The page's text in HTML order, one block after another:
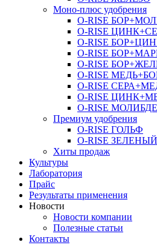
Моно-плюс удобрения
O-RISE
O-RISE
O-RISE
O-RISE
O-RISE
O-RISE
O-RISE
O-RISE
O-RISE
Премиум удобрения
O-RISE ГОЛЬФ
O-RISE
Хиты продаж
Культуры
Лаборатория
Прайс
Результаты применения
Новости
Новости компании
Полезные статьи
Контакты